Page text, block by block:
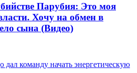
Парубия: Это моя
Хочу на обмен в
сына (Видео)